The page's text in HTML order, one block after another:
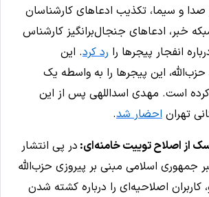
و سیما، تکذیب ادعاهای کارشناسان
خبر، ادعاهای جنجال‌برانگیز کارشناس
انفجار پیجرها را رد کرد. این
این پیجرها را به واسطه یک
است. مهدی اسداللهی پس از این
تهران احضار شد.
از اصلاح توییت خامنه‌ای: در پی انتشار
جمهوری اسلامی مبنی بر پیروزی حزب‌الله
اصلاحیه‌ای را درباره کشته شدن